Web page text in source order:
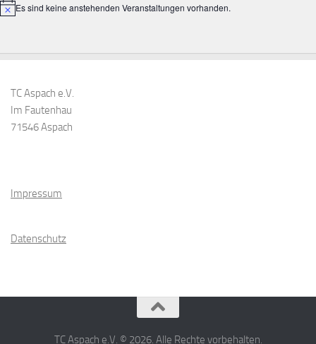
HinweisEs sind keine anstehenden Veranstaltungen vorhanden.
TC Aspach e.V.
Im Fautenhau
71546 Aspach
Impressum
Datenschutz
TC Aspach e.V. © 2026. Alle Rechte vorbehalten.